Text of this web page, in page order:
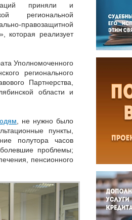
приняли и
региональной
правозащитной
которая реализует
Уполномоченного
регионального
Партнерства,
области и
, не нужно было
пункты,
полутора часов
проблемы;
пенсионного